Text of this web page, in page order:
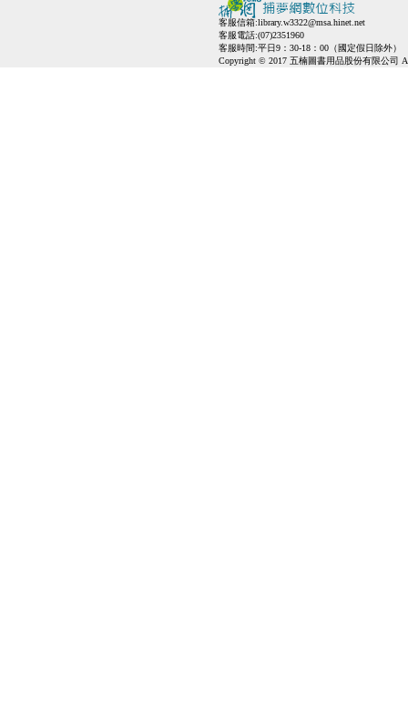
客服信箱:library.w3322@msa.hinet.net
客服電話:(07)2351960
客服時間:平日9：30-18：00（國定假日除外）
Copyright © 2017 五楠圖書用品股份有限公司